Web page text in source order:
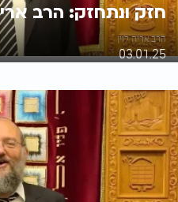
חזק ונתחזק: הרב
הרב אריה לוין
03.01.25